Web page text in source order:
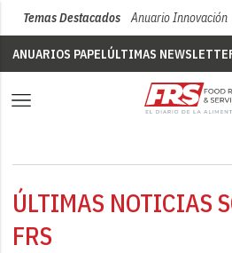
Temas Destacados Anuario Innovación
ANUARIOS PAPELÚLTIMAS
ÚLTIMAS NOTICIAS
FRS